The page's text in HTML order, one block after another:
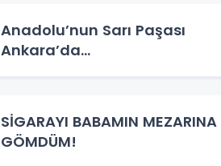
Anadolu’nun Sarı Paşası
Ankara’da…
SİGARAYI BABAMIN MEZARINA
GÖMDÜM!